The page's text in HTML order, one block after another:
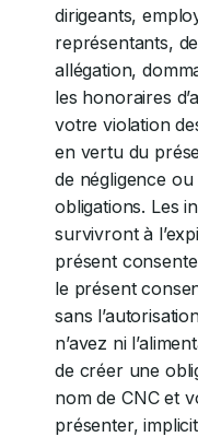
dirigeants,
représentants,
allégation,
les honoraires
votre violation
en vertu du
de négligence ou
obligations. Les
survivront à
présent
le présent
sans
n’avez ni
de créer une
nom de CNC et
présenter,